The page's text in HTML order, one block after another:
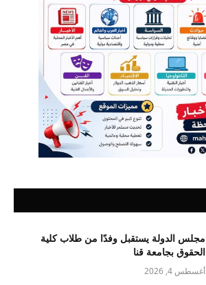
مجلس الدولة يستقبل وفدًا من طلاب كلية
الحقوق بجامعة قنا
أغسطس 4, 2026